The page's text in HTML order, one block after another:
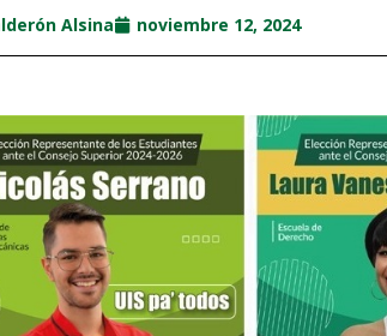
Alsina noviembre 12, 2024